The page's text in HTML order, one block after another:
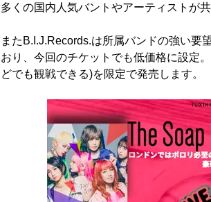
多くの国内人気バントやアーティストが
またB.I.J.Records.は所属バンドの強い要
おり、今回のチケットでも低価格に設定
どでも観戦できる)を限定で発売します。